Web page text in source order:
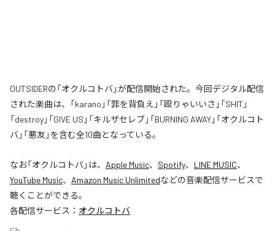
OUTSIDERの「オクルコトバ」が配信開始された。今回デジタル配信
された楽曲は、「karano」「罪を背負え」「殴りゃいいさ」「SHIT」
「destroy」「GIVE US」「キルザセレブ」「BURNING AWAY」「オクルコト
バ」「悪友」を含む全10曲となっている。
なお「オクルコトバ」は、 Apple Music、 Spotify、 LINE MUSIC、
YouTube Music、 Amazon Music Unlimitedなどの音楽配信サービスで
聴くことができる。
各配信サービス： オクルコトバ